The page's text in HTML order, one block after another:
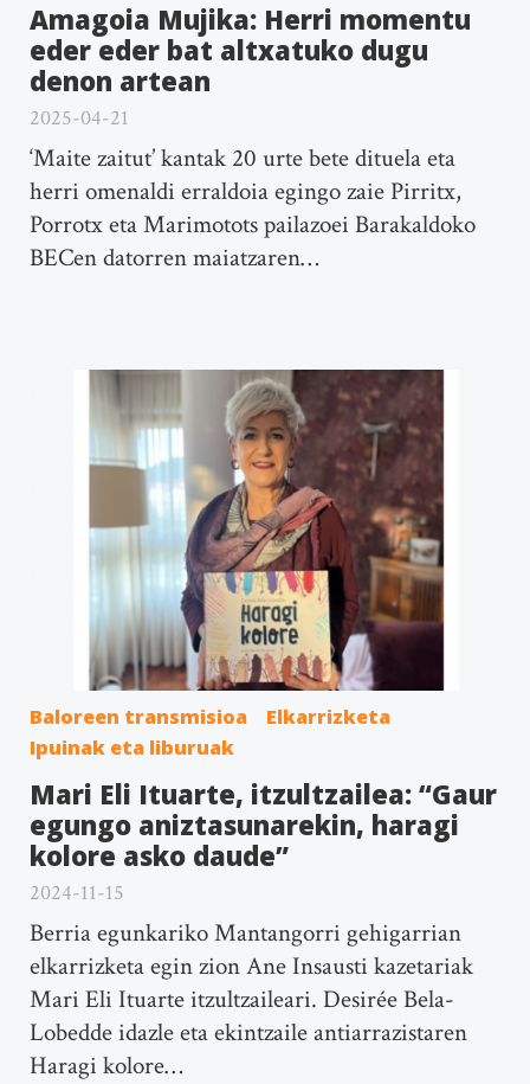
Amagoia Mujika: Herri momentu
eder eder bat altxatuko dugu
denon artean
2025-04-21
‘Maite zaitut’ kantak 20 urte bete dituela eta
herri omenaldi erraldoia egingo zaie Pirritx,
Porrotx eta Marimotots pailazoei Barakaldoko
BECen datorren maiatzaren…
Baloreen transmisioa
Elkarrizketa
Ipuinak eta liburuak
Mari Eli Ituarte, itzultzailea: “Gaur
egungo aniztasunarekin, haragi
kolore asko daude”
2024-11-15
Berria egunkariko Mantangorri gehigarrian
elkarrizketa egin zion Ane Insausti kazetariak
Mari Eli Ituarte itzultzaileari. Desirée Bela-
Lobedde idazle eta ekintzaile antiarrazistaren
Haragi kolore…